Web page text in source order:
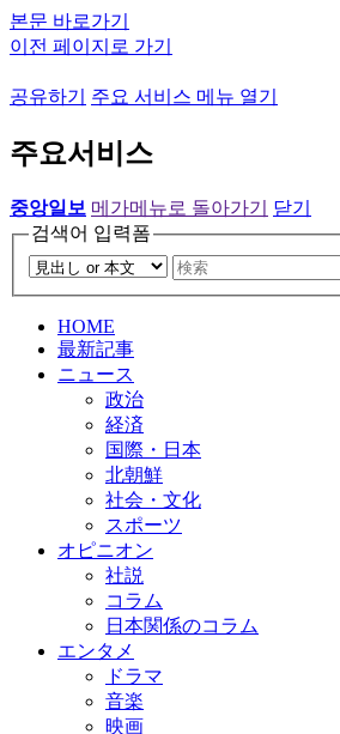
본문 바로가기
이전 페이지로 가기
공유하기 주요 서비스 메뉴 열기
주요서비스
중앙일보 메가메뉴로 돌아가기
닫기
검색어 입력폼
HOME
最新記事
ニュース
政治
経済
国際・日本
北朝鮮
社会・文化
スポーツ
オピニオン
社説
コラム
日本関係のコラム
エンタメ
ドラマ
音楽
映画